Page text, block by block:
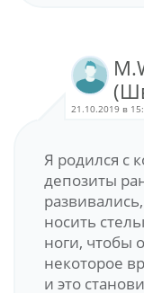
21.10.2019 в
Я родился с
депозиты
носить
ноги, чтобы
некоторое
и это